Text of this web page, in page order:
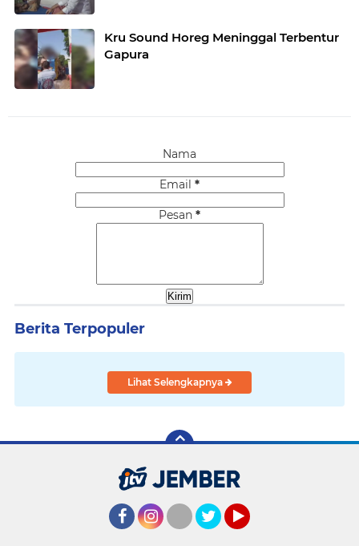
Kru Sound Horeg Meninggal Terbentur
Gapura
Nama
Email *
Pesan *
Berita Terpopuler
Lihat Selengkapnya